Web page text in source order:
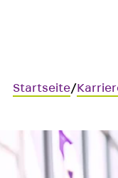
Startseite/